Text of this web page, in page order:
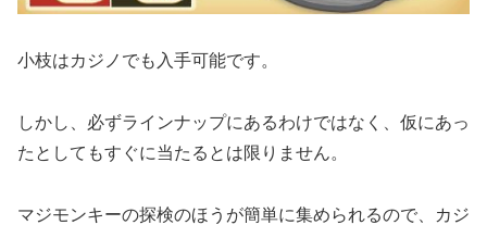
小枝はカジノでも入手可能です。
しかし、必ずラインナップにあるわけではなく、仮にあっ
たとしてもすぐに当たるとは限りません。
マジモンキーの探検のほうが簡単に集められるので、カジ